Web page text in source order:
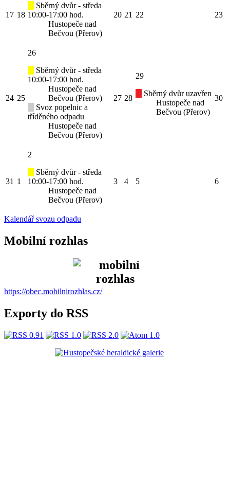
17 18
Sběrný dvůr - středa
10:00-17:00 hod.
Hustopeče nad
Bečvou (Přerov)
20 21 22 23
24 25
26
Sběrný dvůr - středa
10:00-17:00 hod.
Hustopeče nad
Bečvou (Přerov)
Svoz popelnic a
tříděného odpadu
Hustopeče nad
Bečvou (Přerov)
27 28
29
Sběrný dvůr uzavřen
Hustopeče nad
Bečvou (Přerov)
30
31 1
2
Sběrný dvůr - středa
10:00-17:00 hod.
Hustopeče nad
Bečvou (Přerov)
3 4 5 6
Kalendář svozu odpadu
Mobilní rozhlas
https://obec.mobilnirozhlas.cz/
Exporty do RSS